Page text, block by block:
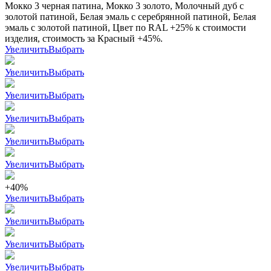
Мокко 3 черная патина, Мокко 3 золото, Молочный дуб с
золотой патиной, Белая эмаль с серебрянной патиной, Белая
эмаль с золотой патиной, Цвет по RAL +25% к стоимости
изделия, стоимость за Красный +45%.
УвеличитьВыбрать
УвеличитьВыбрать
УвеличитьВыбрать
УвеличитьВыбрать
УвеличитьВыбрать
УвеличитьВыбрать
+40%
УвеличитьВыбрать
УвеличитьВыбрать
УвеличитьВыбрать
УвеличитьВыбрать